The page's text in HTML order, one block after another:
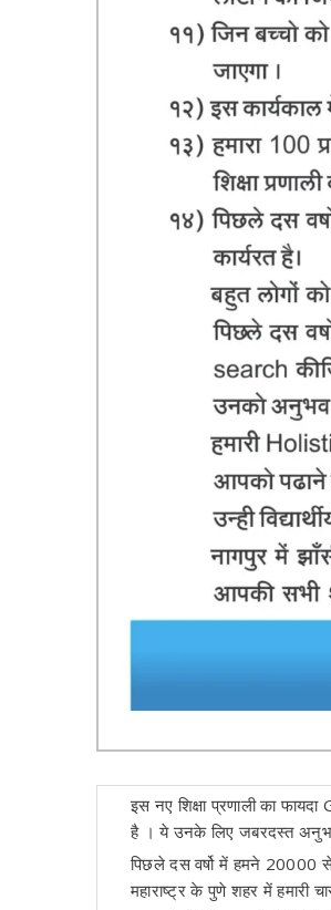
इस नए शिक्षा प्रणाली का
है । ये उनके लिए जबरदस्त
पिछले दस वर्षो में हमने 20000 से
महाराष्ट्र के पुणे शहर में हमारी